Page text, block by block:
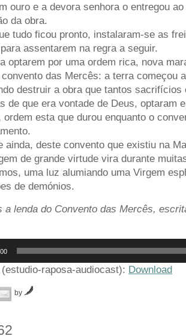
ouro e a devora senhora o entregou
da obra.
tudo ficou pronto, instalaram-se as
assentarem na regra a seguir.
optarem por uma ordem rica, nova
das Mercês: a terra começou
destruir a obra que tantos
de que era vontade de Deus, optaram
ordem esta que durou enquanto o
ainda, deste convento que existiu na
de grande virtude vira durante
uma luz alumiando uma Virgem
de demónios.
a lenda do Convento das Mercês,
raposa-audiocast): Download
by